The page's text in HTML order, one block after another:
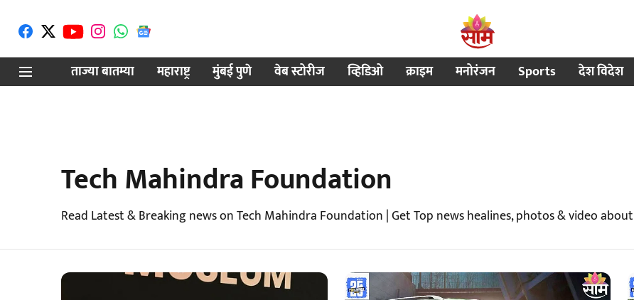
ताज्या बातम्या
महाराष्ट्र मुंबई पुणे वेब स्टोरीज व्हिडिओ क्राइम मनोरंजन Sports देश विदेश
Tech Mahindra Foundation
Read Latest & Breaking news on Tech Mahindra Foundation | Get Top news healines, photos & video